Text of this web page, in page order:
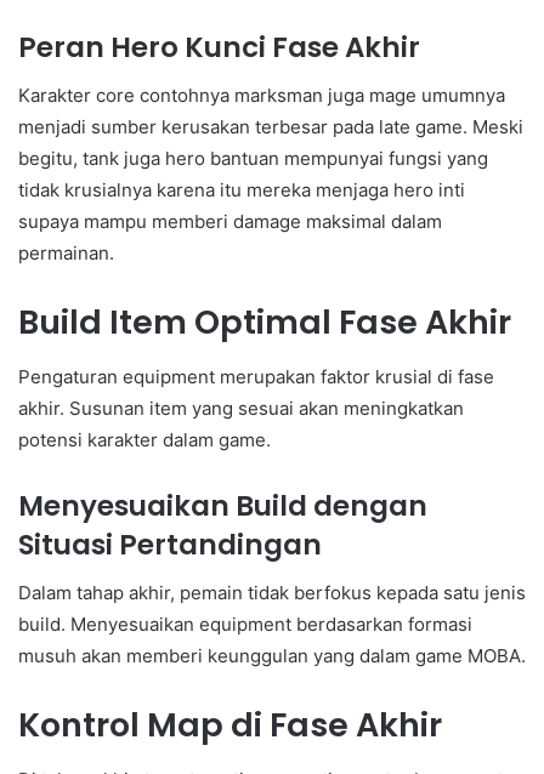
Peran Hero Kunci Fase Akhir
Karakter core contohnya marksman juga mage umumnya
menjadi sumber kerusakan terbesar pada late game. Meski
begitu, tank juga hero bantuan mempunyai fungsi yang
tidak krusialnya karena itu mereka menjaga hero inti
supaya mampu memberi damage maksimal dalam
permainan.
Build Item Optimal Fase Akhir
Pengaturan equipment merupakan faktor krusial di fase
akhir. Susunan item yang sesuai akan meningkatkan
potensi karakter dalam game.
Menyesuaikan Build dengan
Situasi Pertandingan
Dalam tahap akhir, pemain tidak berfokus kepada satu jenis
build. Menyesuaikan equipment berdasarkan formasi
musuh akan memberi keunggulan yang dalam game MOBA.
Kontrol Map di Fase Akhir